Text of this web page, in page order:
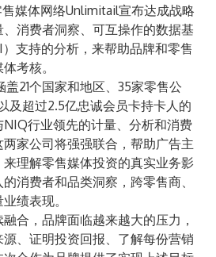
媒体网络Unlimitail宣布达成战略
消费者洞察、可互操作的数据基
支持的分析，来帮助品牌和零售
考核。
21个国家和地区、35家零售公
及超过2.5亿忠诚会员卡持卡人的
行业领先的计量、分析和消费
家公司将强强联合，帮助广告主
理解零售媒体投资的真实业务影
消费者和品类洞察，跨零售商、
绩表现。
合，品牌面临越来越大的压力，
、证明投资回报、了解每份营销